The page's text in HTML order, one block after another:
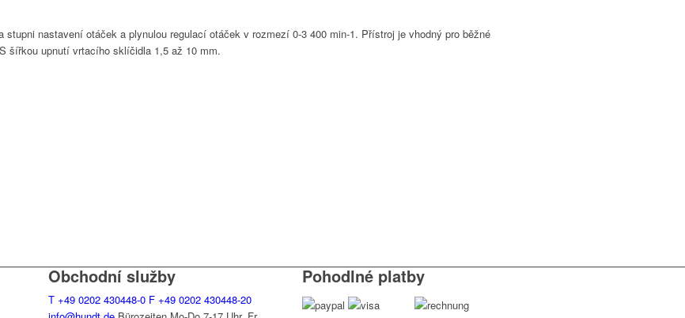
nastavení otáček a plynulou regulací otáček v rozmezí 0-3 400 min-1. Přístroj je vhodný pro běžné
šířkou upnutí vrtacího sklíčidla 1,5 až 10 mm.
Obchodní služby
T +49 0202 430448-0 F +49 0202 430448-20
Pohodlné platby